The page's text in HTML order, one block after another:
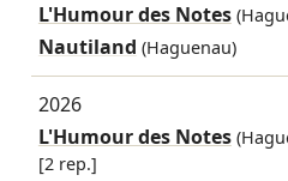
L'Humour des Notes
Nautiland (Haguenau)
2026
L'Humour des Notes
[2 rep.]